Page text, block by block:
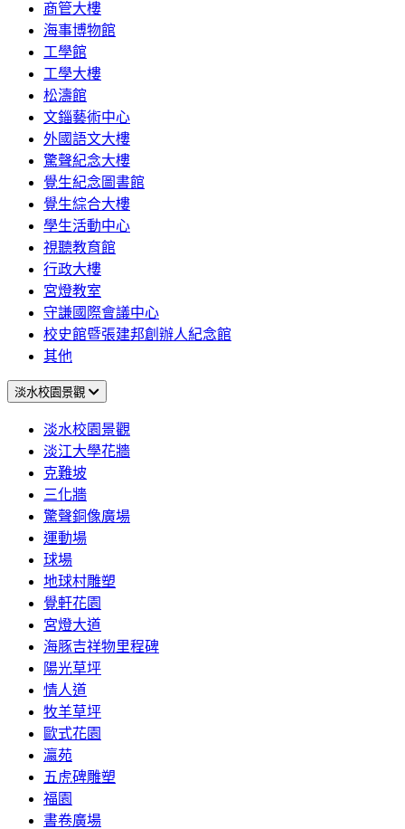
商管大樓
海事博物館
工學館
工學大樓
松濤館
文錙藝術中心
外國語文大樓
驚聲紀念大樓
覺生紀念圖書館
覺生綜合大樓
學生活動中心
視聽教育館
行政大樓
宮燈教室
守謙國際會議中心
校史館暨張建邦創辦人紀念館
其他
淡水校園景觀
淡水校園景觀
淡江大學花牆
克難坡
三化牆
驚聲銅像廣場
運動場
球場
地球村雕塑
覺軒花園
宮燈大道
海豚吉祥物里程碑
陽光草坪
情人道
牧羊草坪
歐式花園
瀛苑
五虎碑雕塑
福園
書卷廣場